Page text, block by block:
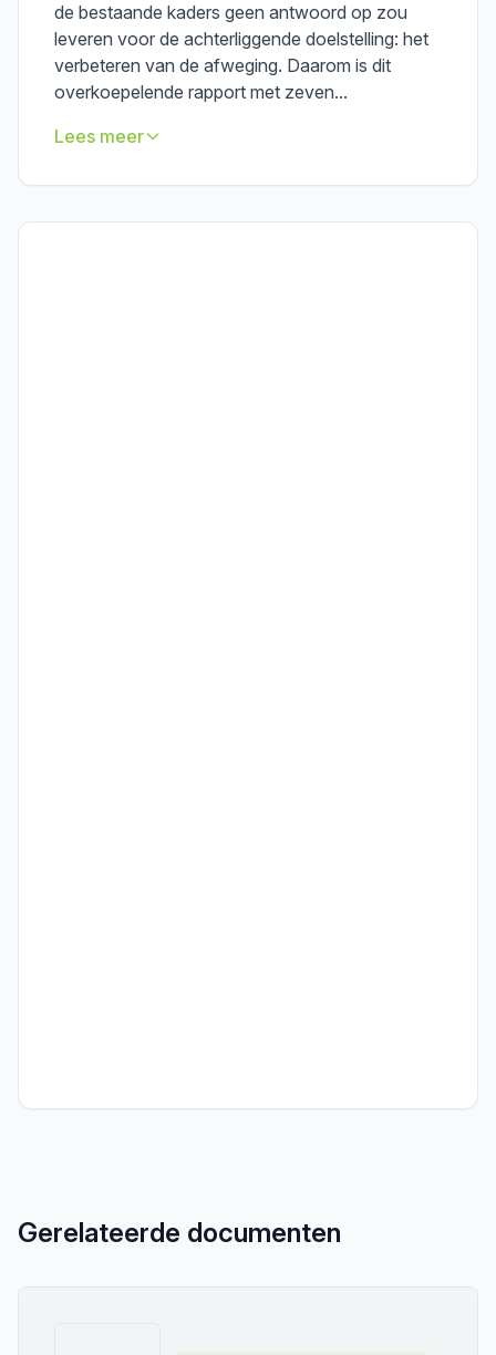
de bestaande kaders geen antwoord op zou
leveren voor de achterliggende doelstelling: het
verbeteren van de afweging. Daarom is dit
overkoepelende rapport met zeven...
Lees meer
Gerelateerde documenten